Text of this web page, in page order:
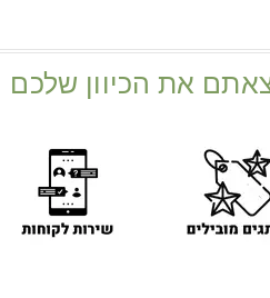
את הכיוון שלכם